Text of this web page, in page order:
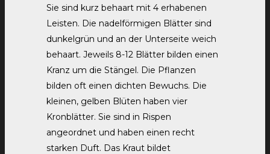
Sie sind kurz behaart mit 4 erhabenen
Leisten. Die nadelförmigen Blätter sind
dunkelgrün und an der Unterseite weich
behaart. Jeweils 8-12 Blätter bilden einen
Kranz um die Stängel. Die Pflanzen
bilden oft einen dichten Bewuchs. Die
kleinen, gelben Blüten haben vier
Kronblätter. Sie sind in Rispen
angeordnet und haben einen recht
starken Duft. Das Kraut bildet